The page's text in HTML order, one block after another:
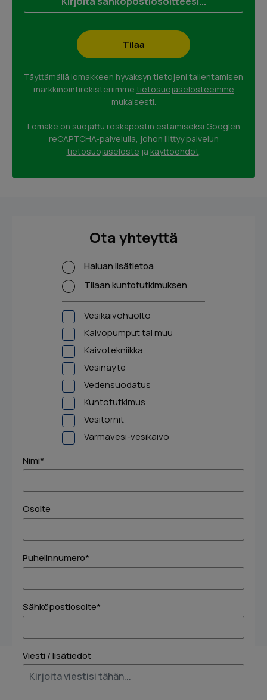
Täyttämällä lomakkeen hyväksyn tietojeni tallentamisen
markkinointirekisteriimme tietosuojaselosteemme
mukaisesti.
Lomake on suojattu roskapostin estämiseksi Googlen
reCAPTCHA-palvelulla, johon liittyy palvelun
tietosuojaseloste ja käyttöehdot.
Ota yhteyttä
Haluan lisätietoa
Tilaan kuntotutkimuksen
Vesikaivohuolto
Kaivopumput tai muu
Kaivotekniikka
Vesinäyte
Vedensuodatus
Kuntotutkimus
Vesitornit
Varmavesi-vesikaivo
Nimi*
Osoite
Puhelinnumero*
Sähköpostiosoite*
Viesti / lisätiedot